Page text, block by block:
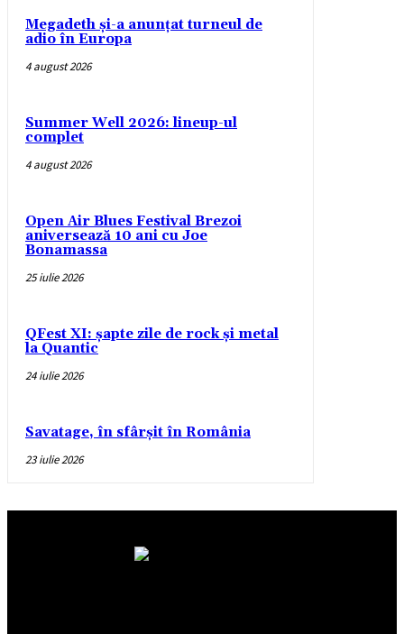
Megadeth și-a anunțat turneul de
adio în Europa
4 august 2026
Summer Well 2026: lineup-ul
complet
4 august 2026
Open Air Blues Festival Brezoi
aniversează 10 ani cu Joe
Bonamassa
25 iulie 2026
QFest XI: șapte zile de rock și metal
la Quantic
24 iulie 2026
Savatage, în sfârșit în România
23 iulie 2026